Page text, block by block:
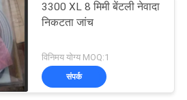
3300 XL 8 मिमी बेंटली नेवादा
निकटता जांच
विनिमय योग्य MOQ:1
संपर्क